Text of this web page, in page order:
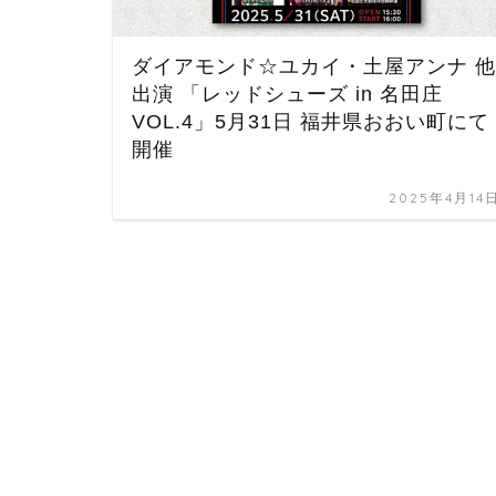
ダイアモンド☆ユカイ・土屋アンナ 他
出演 「レッドシューズ in 名田庄
VOL.4」5月31日 福井県おおい町にて
開催
2025年4月14